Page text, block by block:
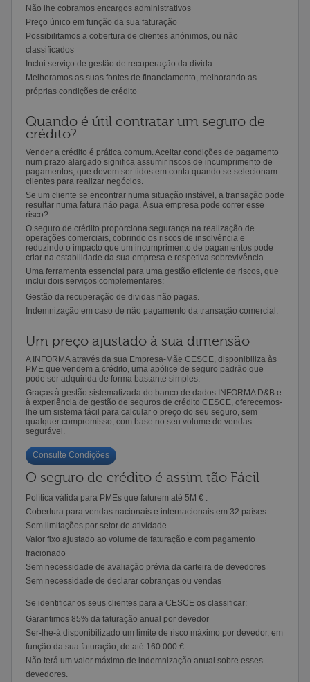
Não lhe cobramos encargos administrativos
Preço único em função da sua faturação
Possibilitamos a cobertura de clientes anónimos, ou não
classificados
Inclui serviço de gestão de recuperação da dívida
Melhoramos as suas fontes de financiamento, melhorando as
próprias condições de crédito
Quando é útil contratar um seguro de
crédito?
Vender a crédito é prática comum. Aceitar condições de pagamento
num prazo alargado significa assumir riscos de incumprimento de
pagamentos, que devem ser tidos em conta quando se selecionam
clientes para realizar negócios.
Se um cliente se encontrar numa situação instável, a transação pode
resultar numa fatura não paga. A sua empresa pode correr esse
risco?
O seguro de crédito proporciona segurança na realização de
operações comerciais, cobrindo os riscos de insolvência e
reduzindo o impacto que um incumprimento de pagamentos pode
criar na estabilidade da sua empresa e respetiva sobrevivência
Uma ferramenta essencial para uma gestão eficiente de riscos, que
inclui dois serviços complementares:
Gestão da recuperação de dividas não pagas.
Indemnização em caso de não pagamento da transação comercial.
Um preço ajustado à sua dimensão
A INFORMA através da sua Empresa-Mãe CESCE, disponibiliza às
PME que vendem a crédito, uma apólice de seguro padrão que
pode ser adquirida de forma bastante simples.
Graças à gestão sistematizada do banco de dados INFORMA D&B e
à experiência de gestão de seguros de crédito CESCE, oferecemos-
lhe um sistema fácil para calcular o preço do seu seguro, sem
qualquer compromisso, com base no seu volume de vendas
segurável.
Consulte Condições
O seguro de crédito é assim tão Fácil
Política válida para PMEs que faturem até 5M € .
Cobertura para vendas nacionais e internacionais em 32 países
Sem limitações por setor de atividade.
Valor fixo ajustado ao volume de faturação e com pagamento
fracionado
Sem necessidade de avaliação prévia da carteira de devedores
Sem necessidade de declarar cobranças ou vendas
Se identificar os seus clientes para a CESCE os classificar:
Garantimos 85% da faturação anual por devedor
Ser-lhe-á disponibilizado um limite de risco máximo por devedor, em
função da sua faturação, de até 160.000 € .
Não terá um valor máximo de indemnização anual sobre esses
devedores.